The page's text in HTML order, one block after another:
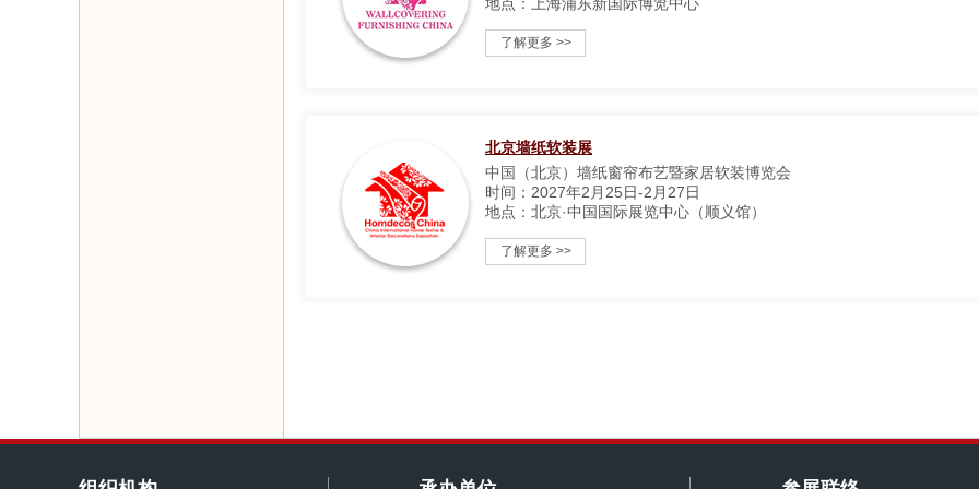
了解更多 >>
北京墙纸软装展
中国（北京）墙纸窗帘布艺暨家居软装博览会
时间：2027年2月25日-2月27日
地点：北京·中国国际展览中心（顺义馆）
了解更多 >>